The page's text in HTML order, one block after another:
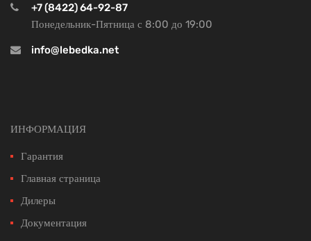
+7 (8422) 64-92-87
Понедельник-Пятница с 8:00 до 19:00
info@lebedka.net
ИНФОРМАЦИЯ
Гарантия
Главная страница
Дилеры
Документация